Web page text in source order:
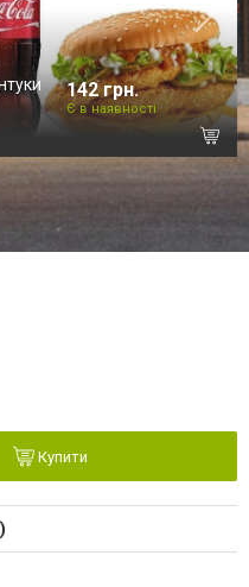
142 грн.
Є в наявності
Купити